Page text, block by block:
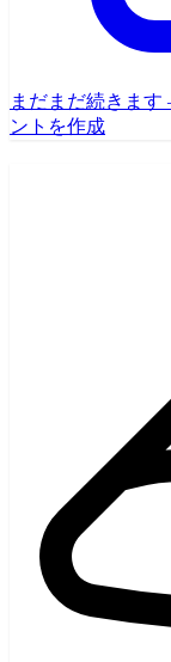
まだまだ続きま
ントを作成